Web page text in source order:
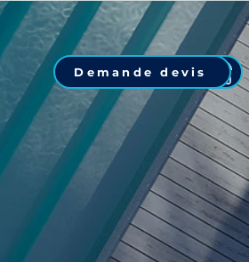
Demande devis
07 62 76 63 81